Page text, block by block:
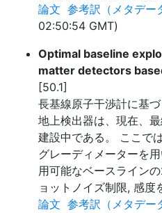
論文 参考訳（メタデー
02:50:54 GMT)
Optimal baseline
matter detectors
[50.1]
長基線原子干渉計に基
地上検出器は、現在、
建設中である。 ここで
グレーディメーターを
用可能なベースライン
ョットノイズ制限, 感度
論文 参考訳（メタデー